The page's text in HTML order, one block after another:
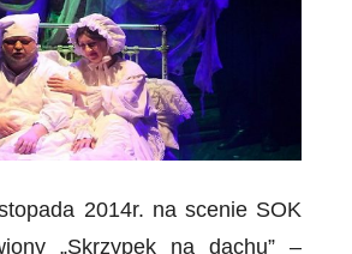
2014r. na scenie SOK
„Skrzypek na dachu” –